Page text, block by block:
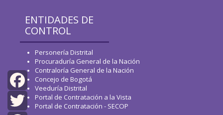
Facebook
ENTIDADES DE
CONTROL
Personería Distrital
Procuraduría General de la Nación
Contraloría General de la Nación
Concejo de Bogotá
Veeduría Distrital
Portal de Contratación a la Vista
Portal de Contratación - SECOP